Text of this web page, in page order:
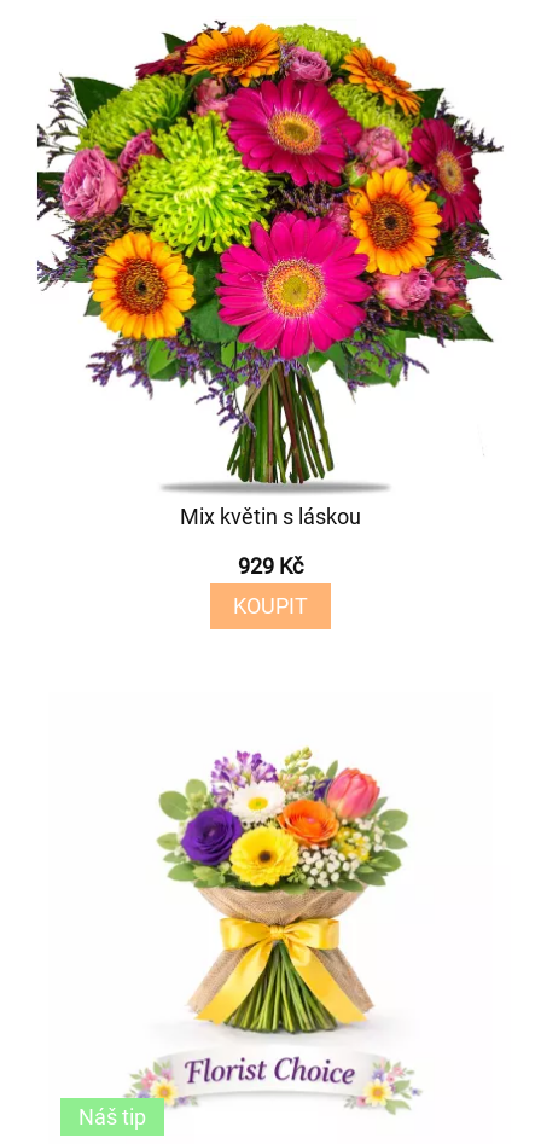
Mix květin s láskou
929 Kč
KOUPIT
Náš tip